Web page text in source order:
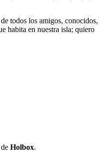
todos los amigos, conocidos,
habita en nuestra isla; quiero
Holbox.